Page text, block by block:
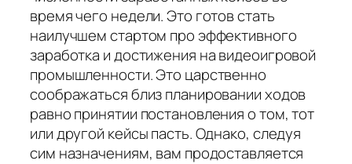
время чего недели. Это готов стать
наилучшем стартом про эффективного
заработка и достижения на видеоигровой
промышленности. Это царственно
соображаться близ планировании ходов
равно принятии постановления о том, тот
или другой кейсы пасть. Однако, следуя
сим назначениям, вам продоставляется